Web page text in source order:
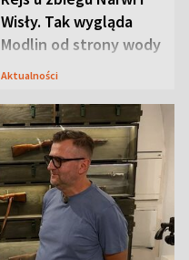
Wisły. Tak wygląda
Modlin od strony wody
Aktualności